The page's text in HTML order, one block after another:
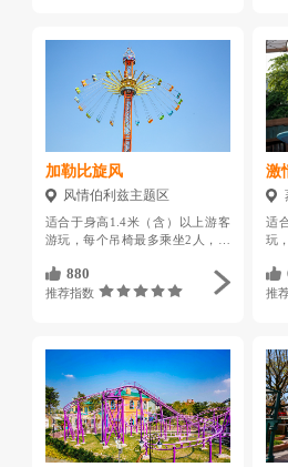
加勒比旋风
风情伯利兹主题区
适合于身高1.4米（含）以上游客
游玩，每个吊椅最多乘坐2人，体
坐；体重大于 100KG或年龄60周
岁（含）以上的游客谢绝乘坐
880
推荐指数
激
适
玩
推